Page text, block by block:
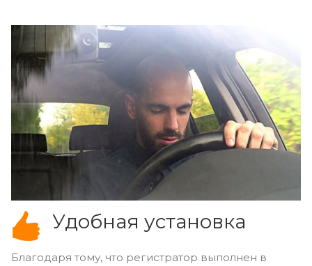
Удобная установка
Благодаря тому, что регистратор выполнен в